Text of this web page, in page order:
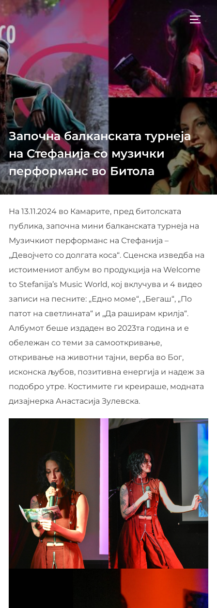
Skip
content
Започна балканската турнеја
на Стефанија со музички
перформанс во Битола
На 13.11.2024 во Камарите, пред битолската
публика, започна мини балканската турнеја на
Музичкиот перформанс на Стефанија –
„Девојчето со долгата коса“. Сценска изведба на
истоимениот албум во продукција на Welcome
to Stefanija’s Music World, кој вклучува и 4 видео
записи на песните: „Едно моме“, „Бегаш“, „По
патот на светлината“ и „Да раширам крилја“.
Албумот беше издаден во 2023та година и е
обележан со теми за самооткривање,
откривање на животни тајни, верба во Бог,
исконска љубов, позитивна енергија и надеж за
подобро утре. Костимите ги креираше, модната
дизајнерка Анастасија Зулевска.